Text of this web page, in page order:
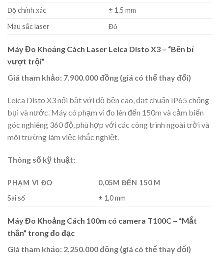
Độ chính xác
± 1.5 mm
Màu sắc laser
Đỏ
Máy Đo Khoảng Cách Laser Leica Disto X3 – “Bền bỉ
vượt trội”
Giá tham khảo: 7.900.000 đồng (giá có thể thay đổi)
Leica Disto X3 nổi bật với độ bền cao, đạt chuẩn IP65 chống
bụi và nước. Máy có phạm vi đo lên đến 150m và cảm biến
góc nghiêng 360 độ, phù hợp với các công trình ngoài trời và
môi trường làm việc khắc nghiệt.
Thông số kỹ thuật:
PHẠM VI ĐO
0,05M ĐẾN 150 M
Sai số
± 1,0 mm
Máy Đo Khoảng Cách 100m có camera T100C – “Mắt
thần” trong đo đạc
Giá tham khảo: 2.250.000 đồng (giá có thể thay đổi)